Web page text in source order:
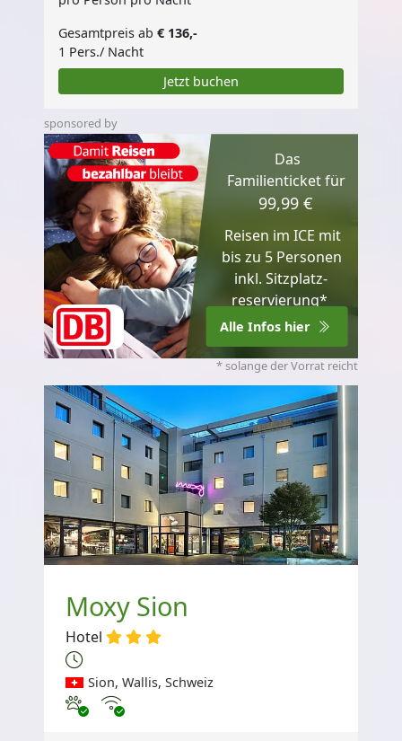
Gesamtpreis ab € 136,-
1 Pers./ Nacht
Jetzt buchen
sponsored by
Das
Familienticket für
99,99 €
Reisen im ICE mit
bis zu 5 Personen
inkl. Sitzplatz­
reservierung*
Alle Infos hier
* solange der Vorrat reicht
Moxy Sion
Hotel
Sion, Wallis, Schweiz
Haustiere erlaubt
Internet